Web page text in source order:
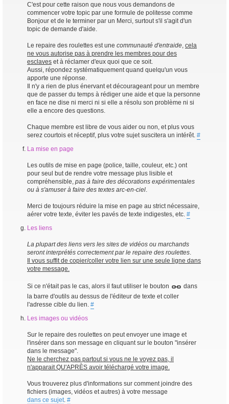
C'est pour cette raison que nous vous demandons de
commencer votre topic par une formule de politesse comme
Bonjour et de le terminer par un Merci, surtout s'il s'agit d'un
topic de demande d'aide.
Le repaire des roulettes est une communauté d'entraide cela
ne vous autorise pas à prendre les membres pour des
esclaves et à réclamer d'eux quoi que ce soit.
Aussi, répondez systématiquement quand quelqu'un vous
apporte une réponse.
Il n'y a rien de plus énervant et décourageant pour un membre
que de passer du temps à rédiger une aide et que la personne
en face ne dise ni merci ni si elle a résolu son problème ni si
elle a encore des questions.
Chaque membre est libre de vous aider ou non, et plus vous
serez courtois et réceptif, plus votre sujet suscitera un intérêt. #
La mise en page
Les outils de mise en page (police, taille, couleur, etc.) ont
pour seul but de rendre votre message plus lisible et
compréhensible, pas à faire des décorations expérimentales
ou à s'amuser à faire des textes arc-en-ciel
Merci de toujours réduire la mise en page au strict nécessaire,
aérer votre texte, éviter les pavés de texte indigestes, etc. #
Les liens
La plupart des liens vers les sites de vidéos ou marchands
seront interprétés correctement par le repaire des roulettes
Il vous suffit de copier/coller votre lien sur une seule ligne dans
votre message.
Si ce n'était pas le cas, alors il faut utiliser le bouton
dans
la barre d'outils au dessus de l'éditeur de texte et coller
l'adresse cible du lien. #
Les images ou vidéos
Sur le repaire des roulettes on peut envoyer une image et
l'insérer dans son message en cliquant sur le bouton "insérer
dans le message".
Ne le cherchez pas partout si vous ne le voyez pas, il
n'apparait QU'APRÈS avoir téléchargé votre image.
Vous trouverez plus d'informations sur comment joindre des
fichiers (images, vidéos et autres) à votre message
dans ce sujet #